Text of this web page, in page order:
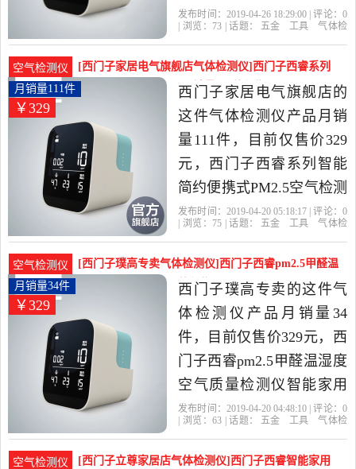
专业环境监测是2019年西
具当中性价比很高的气体
检测仪，由上海发货。
发布时间：2019-04-26 18:29:00 | 评论： 0
| 浏览： 73 | 话题： 五金 工具
气体检
空气检测仪
[西门子家居电气旗舰店气体检测仪]西门子西睿系列
智能简约便携式PM2.月销量111件仅售329元
￥329
月销量111件
西门子家居电气旗舰店的
这件气体检测仪产品月销
量111件，目前仅售价329
元，西门子西睿系列智能
简约便携式PM2.5空气检测
仪温湿度甲醛检测仪是
舰店精选五金,工具当中性
价比很高的气体检测仪，
由上海发货。
发布时间：2019-04-20 05:18:17 | 评论： 0
| 浏览： 75 | 话题： 五金 工具
气体检
空气检测仪
[西门子璞高专卖气体检测仪]西门子西睿pm2.5甲醛温
湿度空气质月销量34件仅售329元
￥329
月销量34件
西门子璞高专卖的这件气
体检测仪产品月销量34
件，目前仅售价329元，西
门子西睿pm2.5甲醛温湿度
空气质量检测仪智能家用
专业环境监测是2019年西
具当中性价比很高的气体
发布时间：2019-04-20 04:48:10 | 评论： 0
| 浏览：63 | 话题： 五金 工具
气体检
空气检测仪
[西门子立尊家居店气体检测仪]西门子西睿智能家用